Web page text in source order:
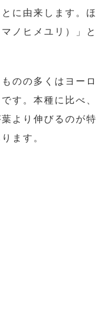
に由来します。ほ
ノヒメユリ）」と
のの多くはヨーロ
す。本種に比べ、
より伸びるのが特
ます。